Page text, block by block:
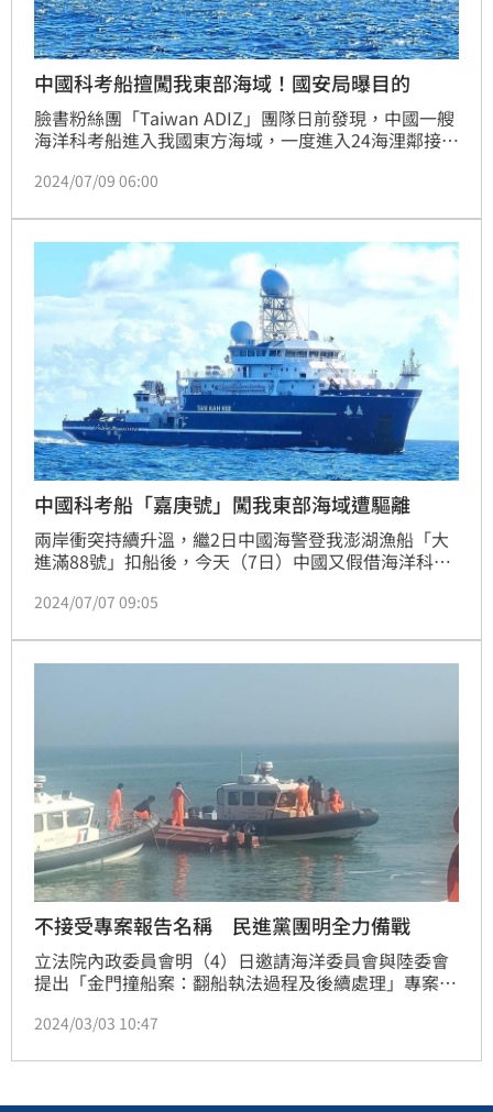
中國科考船擅闖我東部海域！國安局曝目的
臉書粉絲團「Taiwan ADIZ」團隊日前發現，中國一艘
海洋科考船進入我國東方海域，一度進入24海浬鄰接
局長蔡明彥8日證實消息，並曝光該海洋科考船接近目
2024/07/09 06:00
中國科考船「嘉庚號」闖我東部海域遭驅離
兩岸衝突持續升溫，繼2日中國海警登我澎湖漁船「大
進滿88號」扣船後，今天（7日）中國又假借海洋科考
旁監控並廣播驅離。
2024/07/07 09:05
不接受專案報告名稱 民進黨團明全力備戰
立法院內政委員會明（4）日邀請海洋委員會與陸委會
提出「金門撞船案：翻船執法過程及後續處理」專案報
此，民進黨立法院黨團幹事長吳思瑤表示，黨團將採取
專業問政、理性論述的部分，要拿出最好的表現，「我
2024/03/03 10:47